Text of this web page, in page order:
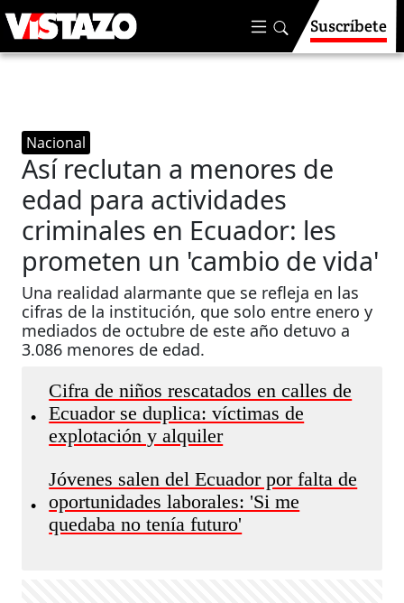
Suscríbete
Nacional
Así reclutan a menores de
edad para actividades
criminales en Ecuador: les
prometen un 'cambio de vida'
Una realidad alarmante que se refleja en las
cifras de la institución, que solo entre enero y
mediados de octubre de este año detuvo a
3.086 menores de edad.
•
Cifra de niños rescatados en calles de
Ecuador se duplica: víctimas de
explotación y alquiler
•
Jóvenes salen del Ecuador por falta de
oportunidades laborales: 'Si me
quedaba no tenía futuro'